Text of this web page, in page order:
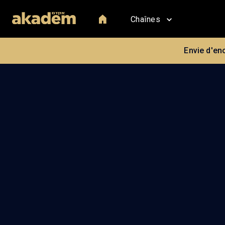
Chaînes
Envie